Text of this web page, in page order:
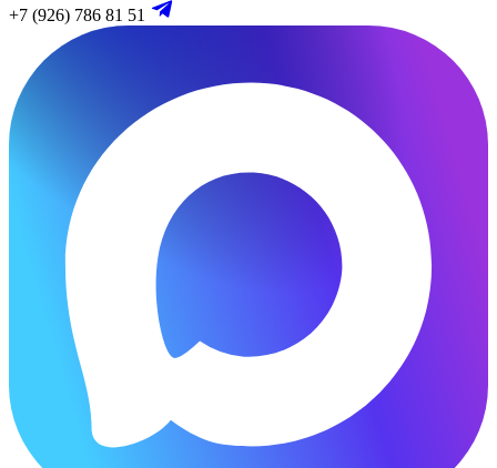
+7 (926) 786 81 51